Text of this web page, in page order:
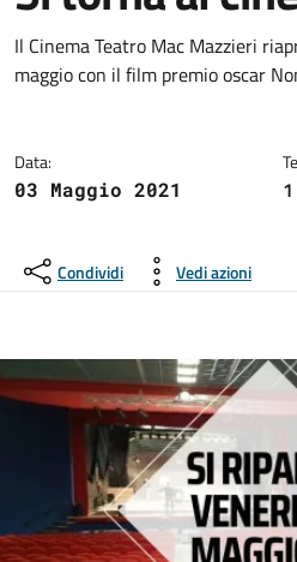
Dettagli della
Il Cinema Teatro Mac Mazzieri
maggio con il film premio oscar
Data:
03 Maggio 2021
Condividi Vedi azioni